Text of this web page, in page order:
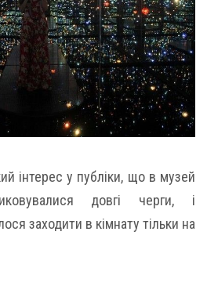
інтерес у публіки, що в музей
довгі черги, і
заходити в кімнату тільки на